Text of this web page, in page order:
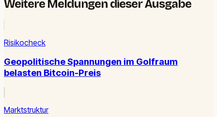
Weitere Meldungen dieser Ausgabe
Risikocheck
Geopolitische Spannungen im Golfraum
belasten Bitcoin-Preis
Marktstruktur